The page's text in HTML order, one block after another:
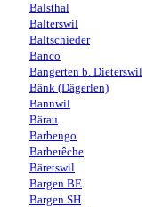
Balsthal
Balterswil
Baltschieder
Banco
Bangerten b. Dieterswil
Bänk (Dägerlen)
Bannwil
Bärau
Barbengo
Barberêche
Bäretswil
Bargen BE
Bargen SH